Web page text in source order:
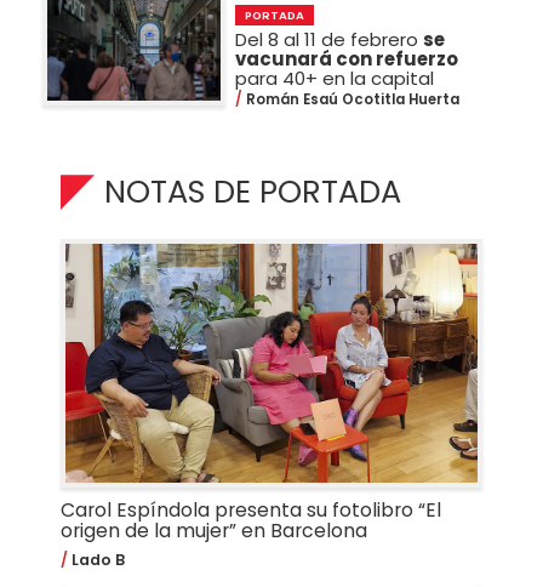
PORTADA
Del 8 al 11 de febrerose
vacunará con refuerzo
para 40+ en la capital
Román Esaú Ocotitla Huerta
NOTAS DE PORTADA
Carol Espíndola presenta su fotolibro “El
origen de la mujer” en Barcelona
Lado B